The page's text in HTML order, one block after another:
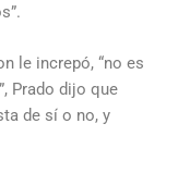
le increpó, “no es
Prado dijo que
de sí o no, y